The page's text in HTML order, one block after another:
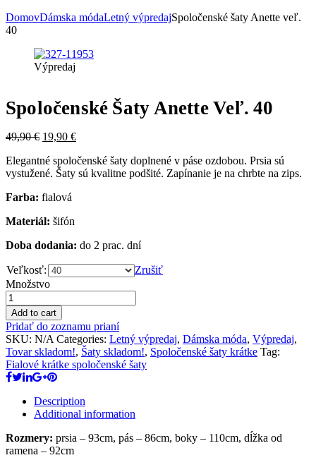
DomovDámska módaLetný výpredajSpoločenské šaty Anette veľ.
40
Výpredaj
Spoločenské Šaty Anette Veľ. 40
49,90€ 19,90 €
Elegantné spoločenské šaty doplnené v páse ozdobou. Prsia sú
vystužené. Šaty sú kvalitne podšité. Zapínanie je na chrbte na zips.
Farba: fialová
Materiál: šifón
Doba dodania: do 2 prac. dní
Veľkosť:
Zrušiť
Množstvo
Add to cart
Pridať do zoznamu prianí
SKU: N/A Categories: Letný výpredaj, Dámska móda, Výpredaj,
Tovar skladom!, Šaty skladom!, Spoločenské šaty krátke Tag:
Fialové krátke spoločenské šaty
Description
Additional information
Rozmery: prsia – 93cm, pás – 86cm, boky – 110cm, dĺžka od
ramena – 92cm